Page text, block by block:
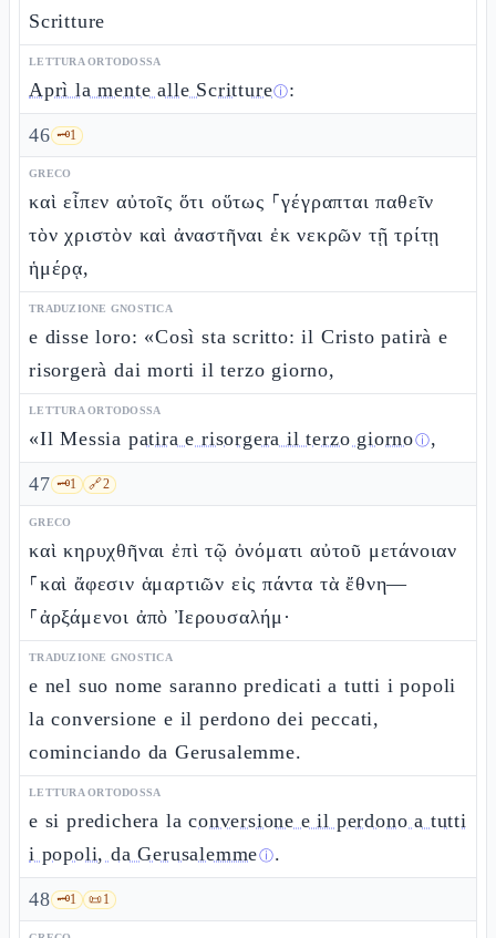
Scritture
LETTURA ORTODOSSA
Aprì la mente alle Scrittureⓘ:
46 🗝️1
GRECO
καὶ εἶπεν αὐτοῖς ὅτι οὕτως ⸀γέγραπται παθεῖν
τὸν χριστὸν καὶ ἀναστῆναι ἐκ νεκρῶν τῇ τρίτῃ
ἡμέρᾳ,
TRADUZIONE GNOSTICA
e disse loro: «Così sta scritto: il Cristo patirà e
risorgerà dai morti il terzo giorno,
LETTURA ORTODOSSA
«Il Messia patira e risorgera il terzo giornoⓘ,
47 🗝️1 🔗2
GRECO
καὶ κηρυχθῆναι ἐπὶ τῷ ὀνόματι αὐτοῦ μετάνοιαν
⸀καὶ ἄφεσιν ἁμαρτιῶν εἰς πάντα τὰ ἔθνη—
⸀ἀρξάμενοι ἀπὸ Ἰερουσαλήμ·
TRADUZIONE GNOSTICA
e nel suo nome saranno predicati a tutti i popoli
la conversione e il perdono dei peccati,
cominciando da Gerusalemme.
LETTURA ORTODOSSA
e si predichera laconversione e il perdono a tutti
i popoli, da Gerusalemmeⓘ.
48 🗝️1 📜1